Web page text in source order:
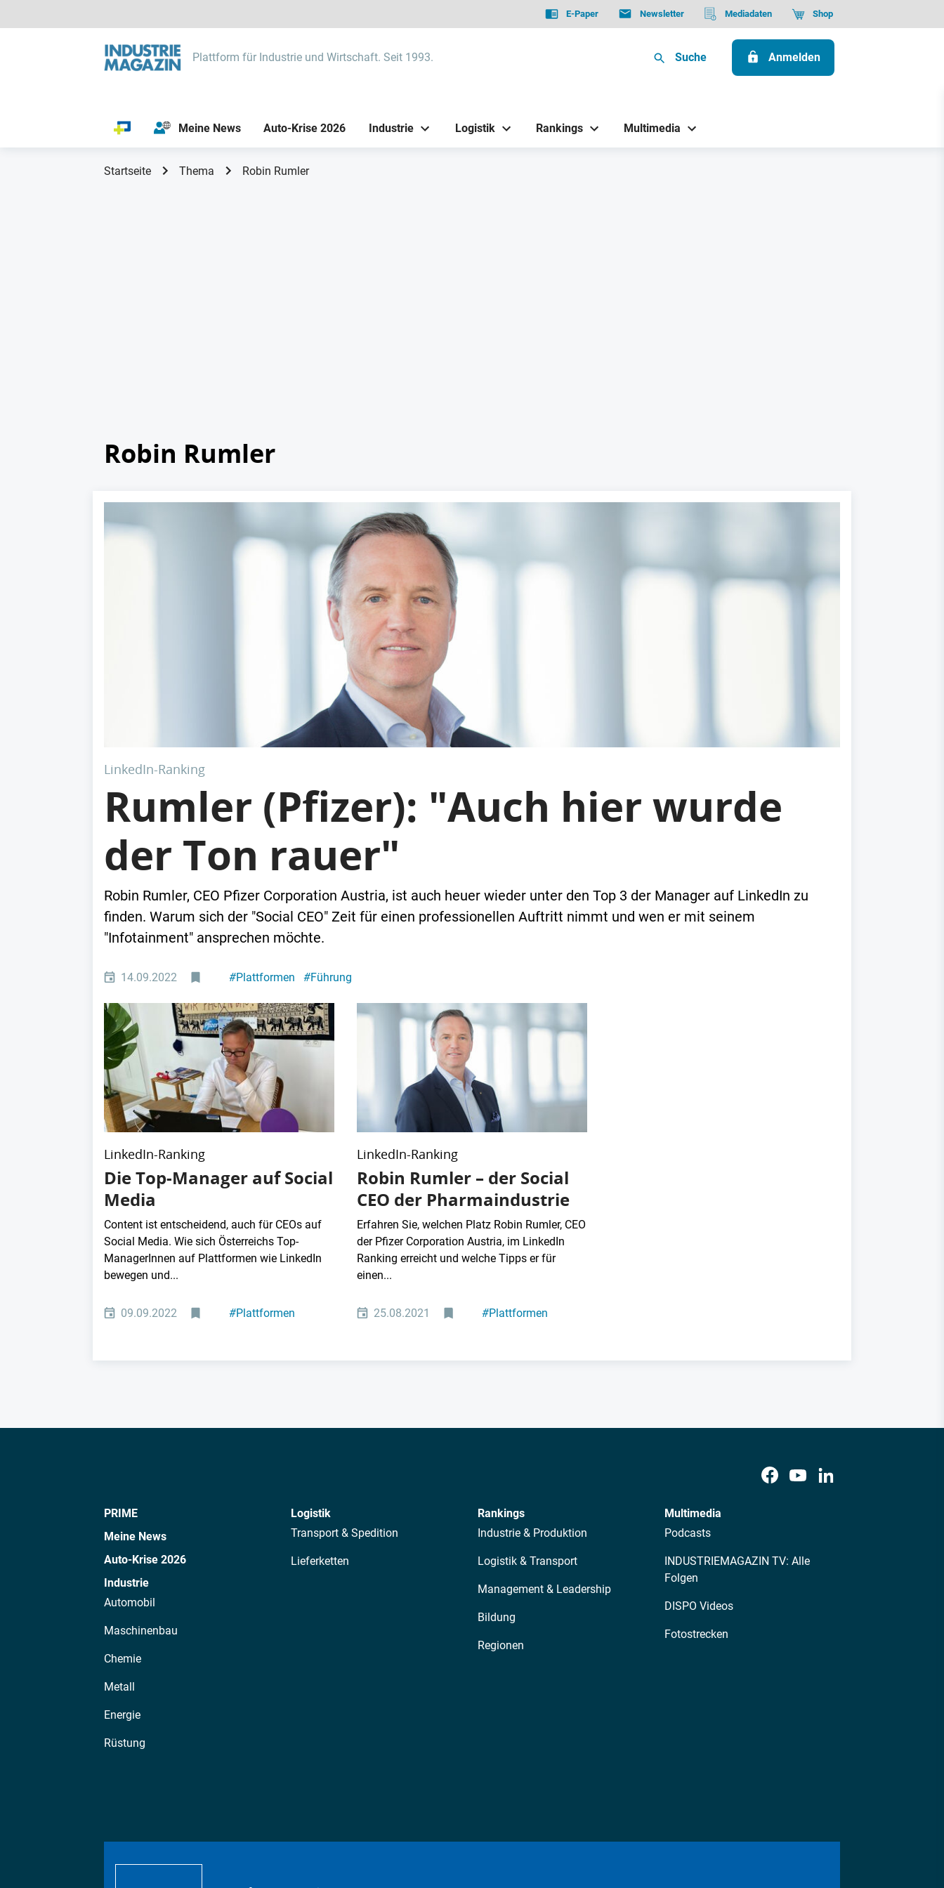
E-Paper Newsletter Mediadaten Shop
Plattform für Industrie und Wirtschaft. Seit 1993. Suche Anmelden
Meine News Auto-Krise 2026 Industrie Logistik Rankings Multimedia
Startseite Thema Robin Rumler
Robin Rumler
LinkedIn-Ranking
Rumler (Pfizer): "Auch hier wurde
der Ton rauer"
Robin Rumler, CEO Pfizer Corporation Austria, ist auch heuer wieder unter den Top 3 der Manager auf LinkedIn zu
finden. Warum sich der "Social CEO" Zeit für einen professionellen Auftritt nimmt und wen er mit seinem
"Infotainment" ansprechen möchte.
14.09.2022 #Plattformen #Führung
LinkedIn-Ranking
Die Top-Manager auf Social
Media
Content ist entscheidend, auch für CEOs auf
Social Media. Wie sich Österreichs Top-
ManagerInnen auf Plattformen wie LinkedIn
bewegen und...
09.09.2022 #Plattformen
LinkedIn-Ranking
Robin Rumler – der Social
CEO der Pharmaindustrie
Erfahren Sie, welchen Platz Robin Rumler, CEO
der Pfizer Corporation Austria, im LinkedIn
Ranking erreicht und welche Tipps er für
einen...
25.08.2021 #Plattformen
PRIME
Meine News
Auto-Krise 2026
Industrie
Automobil
Maschinenbau
Chemie
Metall
Energie
Rüstung
Logistik
Transport & Spedition
Lieferketten
Rankings
Industrie & Produktion
Logistik & Transport
Management & Leadership
Bildung
Regionen
Multimedia
Podcasts
INDUSTRIEMAGAZIN TV: Alle
Folgen
DISPO Videos
Fotostrecken